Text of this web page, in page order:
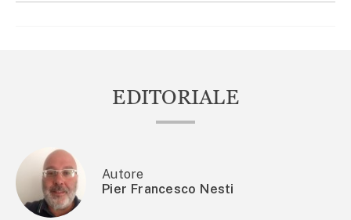
EDITORIALE
Autore
Pier Francesco Nesti